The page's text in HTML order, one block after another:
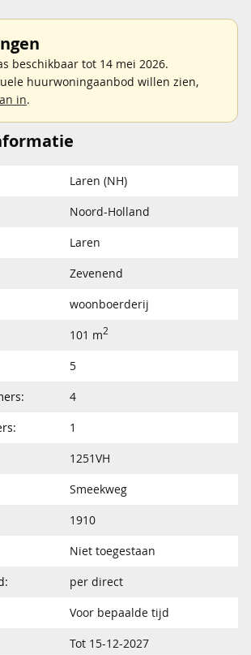
beschikbaar tot 14 mei 2026.
huurwoningaanbod willen zien,
in.
Laren (NH)
Noord-Holland
Laren
Zevenend
woonboerderij
101 m2
5
4
1
1251VH
Smeekweg
1910
Niet toegestaan
per direct
Voor bepaalde tijd
Tot 15-12-2027